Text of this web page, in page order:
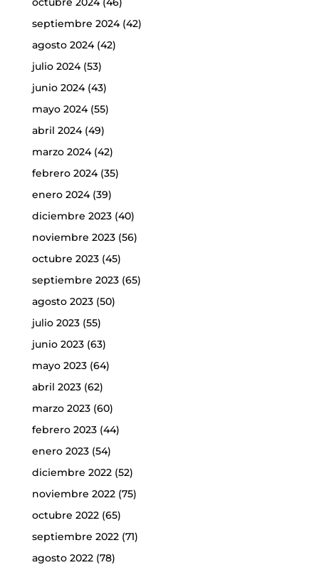
septiembre 2024(42)
agosto 2024(42)
julio 2024(53)
junio 2024(43)
mayo 2024(55)
abril 2024(49)
marzo 2024(42)
febrero 2024(35)
enero 2024(39)
diciembre 2023(40)
noviembre 2023(56)
octubre 2023(45)
septiembre 2023(65)
agosto 2023(50)
julio 2023(55)
junio 2023(63)
mayo 2023(64)
abril 2023(62)
marzo 2023(60)
febrero 2023(44)
enero 2023(54)
diciembre 2022(52)
noviembre 2022(75)
octubre 2022(65)
septiembre 2022(71)
agosto 2022(78)